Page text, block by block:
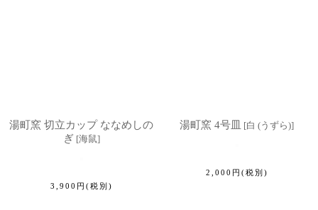
湯町窯 切立カップ ななめしの
ぎ [海鼠]
3,900 円 (税別)
湯町窯 4号皿 [白 (うずら)]
2,000 円 (税別)